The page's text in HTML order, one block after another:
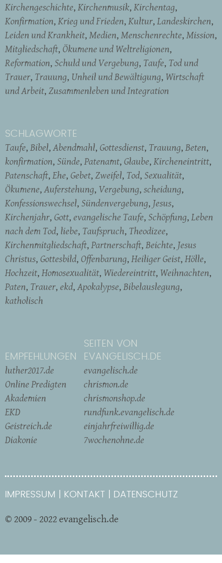
Kirchengeschichte Kirchenmusik Kirchentag
Konfirmation Krieg und Frieden Kultur Landeskirchen
Leiden und Krankheit Medien Menschenrechte Mission
Mitgliedschaft Ökumene und Weltreligionen
Reformation Schuld und Vergebung Taufe Tod und
Trauer Trauung Unheil und Bewältigung Wirtschaft
und Arbeit Zusammenleben und Integration
SCHLAGWORTE
Taufe Bibel Abendmahl Gottesdienst Trauung Beten
konfirmation Sünde Patenamt Glaube Kircheneintritt
Patenschaft Ehe Gebet Zweifel Tod Sexualität
Ökumene Auferstehung Vergebung scheidung
Konfessionswechsel Sündenvergebung Jesus
Kirchenjahr Gott evangelische Taufe Schöpfung Leben
nach dem Tod liebe Taufspruch Theodizee
Kirchenmitgliedschaft Partnerschaft Beichte Jesus
Christus Gottesbild Offenbarung Heiliger Geist Hölle
Hochzeit Homosexualität Wiedereintritt Weihnachten
Paten Trauer ekd Apokalypse Bibelauslegung
katholisch
EMPFEHLUNGEN
luther2017.de
Online Predigten
Akademien
EKD
Geistreich.de
Diakonie
SEITEN VON
EVANGELISCH.DE
evangelisch.de
chrismon.de
chrismonshop.de
rundfunk.evangelisch.de
einjahrfreiwillig.de
7wochenohne.de
IMPRESSUM KONTAKT DATENSCHUTZ
© 2009 - 2022 evangelisch.de